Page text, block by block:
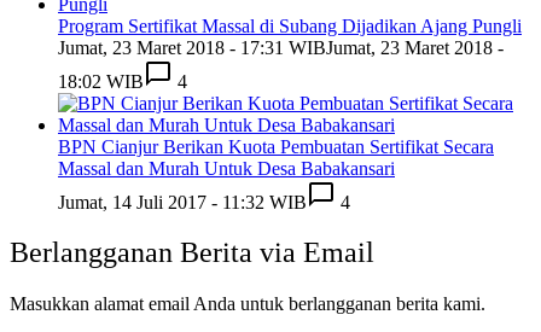
Program Sertifikat Massal di Subang Dijadikan Ajang Pungli
Jumat, 23 Maret 2018 - 17:31 WIBJumat, 23 Maret 2018 -
18:02 WIB
4
BPN Cianjur Berikan Kuota Pembuatan Sertifikat Secara
Massal dan Murah Untuk Desa Babakansari
Jumat, 14 Juli 2017 - 11:32 WIB
4
Berlangganan Berita via Email
Masukkan alamat email Anda untuk berlangganan berita kami.